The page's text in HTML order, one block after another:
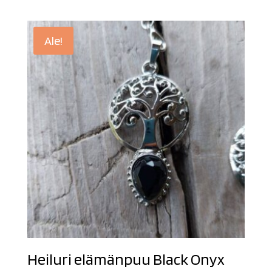
Ale!
Heiluri elämänpuu Black Onyx